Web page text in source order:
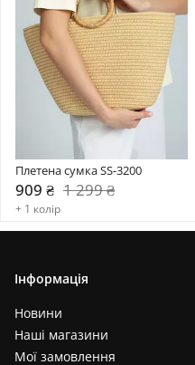
Плетена сумка SS-3200
909 ₴ 1 299 ₴
+ 1 колір
Інформація
Новини
Наші магазини
Мої замовлення